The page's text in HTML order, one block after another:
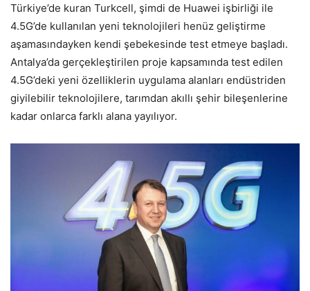
Türkiye’de kuran Turkcell, şimdi de Huawei işbirliği ile
4.5G’de kullanılan yeni teknolojileri henüz geliştirme
aşamasındayken kendi şebekesinde test etmeye başladı.
Antalya’da gerçekleştirilen proje kapsamında test edilen
4.5G’deki yeni özelliklerin uygulama alanları endüstriden
giyilebilir teknolojilere, tarımdan akıllı şehir bileşenlerine
kadar onlarca farklı alana yayılıyor.